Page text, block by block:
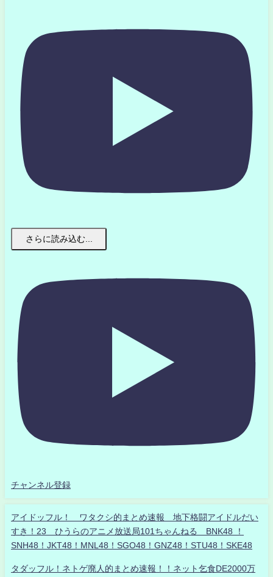
さらに読み込む...
チャンネル登録
アイドッフル！ ワタクシ的まとめ速報 地下格闘アイドルだい
すき！23 ひうらのアニメ放送局101ちゃんねる BNK48 ！
SNH48！JKT48！MNL48！SGO48！GNZ48！STU48！SKE48
タダッフル！ネトゲ廃人的まとめ速報！！ネット乞食DE2000万